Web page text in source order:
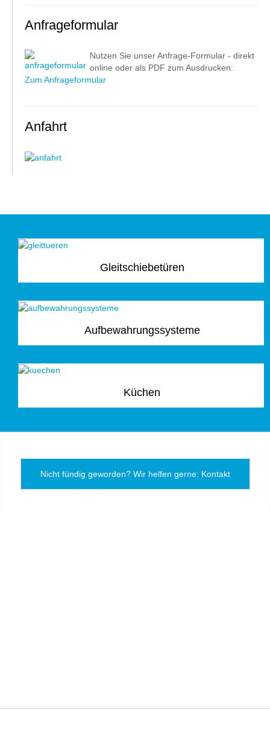
Anfrageformular
Nutzen Sie unser Anfrage-Formular - direkt
online oder als PDF zum Ausdrucken:
Zum Anfrageformular
Anfahrt
Gleitschiebetüren
Aufbewahrungssysteme
Küchen
Nicht fündig geworden? Wir helfen gerne: Kontakt